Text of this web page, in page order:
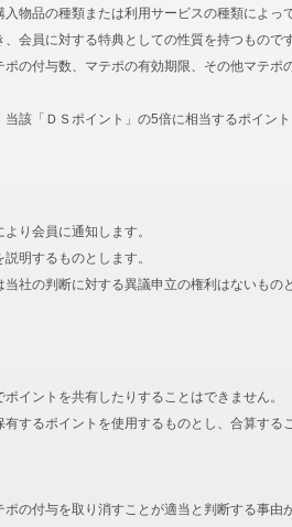
品の種類または利用サービスの種類によっ
員に対する特典としての性質を持つもので
の付与数、マテポの有効期限、その他マテポ
「ＤＳポイント」の5倍に相当するポイン
り会員に通知します。
明するものとします。
社の判断に対する異議申立の権利はないもの
イントを共有したりすることはできません。
するポイントを使用するものとし、合算する
の付与を取り消すことが適当と判断する事由